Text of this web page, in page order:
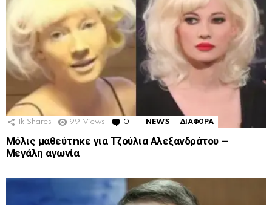
1k Shares 99 Views 0 Comments
NEWS ΔΙΑΦΟΡΑ
Μόλις μαθεύτnκε για Τζούλια Αλεξανδράτου –
Μεγάλη αγωνία